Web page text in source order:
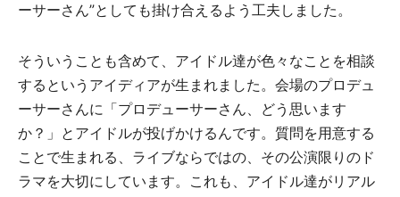
ーサーさん”としても掛け合えるよう工夫しました。
そういうことも含めて、アイドル達が色々なことを相談
するというアイディアが生まれました。会場のプロデュ
ーサーさんに「プロデューサーさん、どう思います
か？」とアイドルが投げかけるんです。質問を用意する
ことで生まれる、ライブならではの、その公演限りのド
ラマを大切にしています。これも、アイドル達がリアル